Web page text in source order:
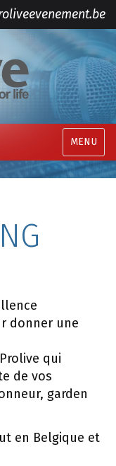
MENU
donner une
qui
de vos
garden
en Belgique et